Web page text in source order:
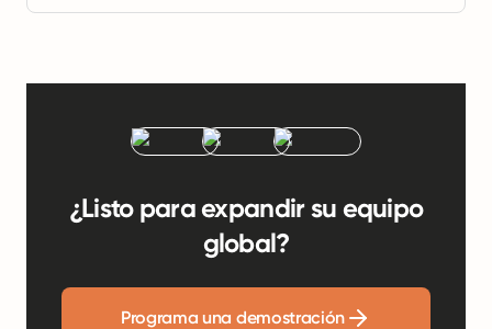
¿Listo para expandir su equipo
global?
Programa una demostración